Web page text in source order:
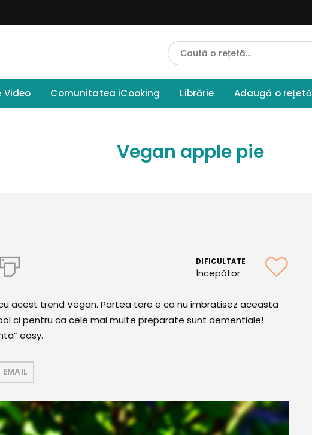
Cauta
Retete
Video Comunitatea iCooking Librărie Adaugă o rețetă
Vegan apple pie
DIFICULTATE
Începător
acest trend Vegan. Partea tare e ca nu imbratisez aceasta
ci pentru ca cele mai multe preparate sunt dementiale!
easy.
EMAIL